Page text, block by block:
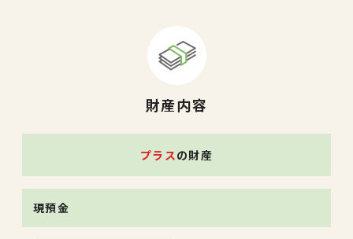
財産内容
プラスの財産
現預金